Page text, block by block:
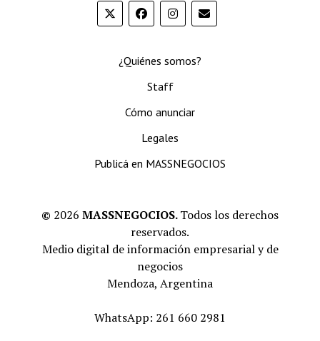
¿Quiénes somos?
Staff
Cómo anunciar
Legales
Publicá en MASSNEGOCIOS
© 2026 MASSNEGOCIOS.Todos los derechos
reservados.
Medio digital de información empresarial y de
negocios
Mendoza, Argentina
WhatsApp: 261 660 2981